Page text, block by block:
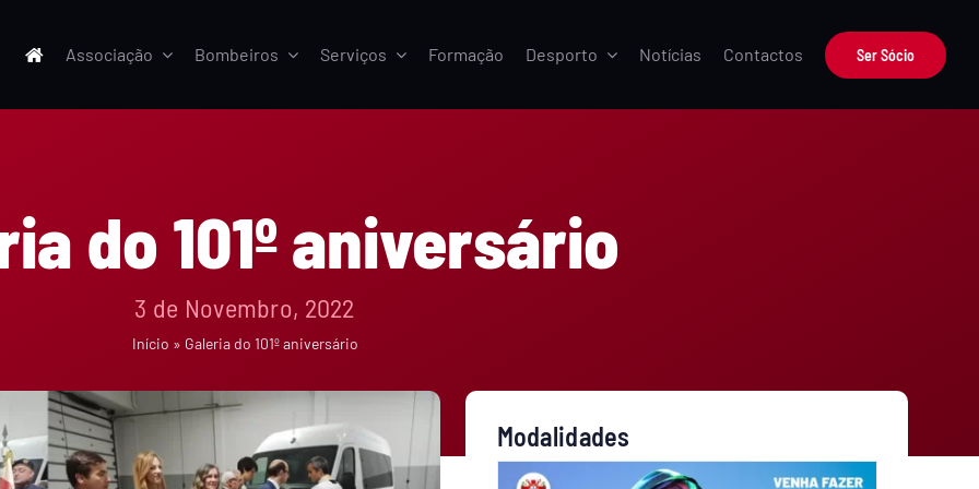
Associação Bombeiros Serviços Formação Desporto Notícias Contactos Ser Sócio
do 101º aniversário
3 de Novembro, 2022
Início » Galeria do 101º aniversário
Modalidades